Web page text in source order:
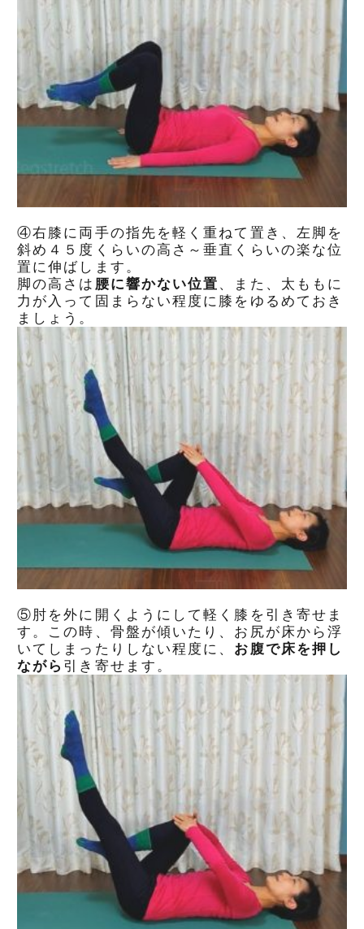
④右膝に両手の指先を軽く重ねて置き、左脚を
斜め４５度くらいの高さ～垂直くらいの楽な位
置に伸ばします。
脚の高さは 腰に響かない位置 、また、太ももに
力が入って固まらない程度に膝をゆるめておき
ましょう。
⑤肘を外に開くようにして軽く膝を引き寄せま
す。この時、骨盤が傾いたり、お尻が床から浮
いてしまったりしない程度に、 お腹で床を押し
ながら 引き寄せます。